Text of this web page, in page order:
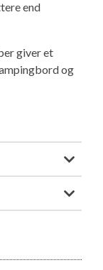
end
giver et
og